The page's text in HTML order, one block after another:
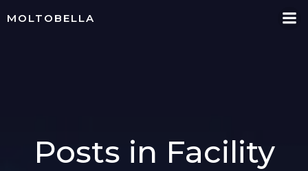
MOLTOBELLA
Posts in Facility